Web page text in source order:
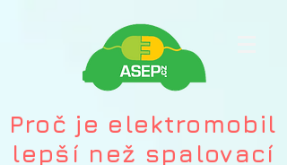
Proč je elektromobil
lepší než spalovací